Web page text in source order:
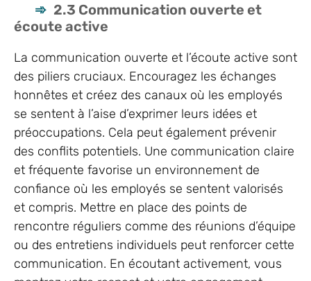
2.3 Communication ouverte et
écoute active
La communication ouverte et l’écoute active sont
des piliers cruciaux. Encouragez les échanges
honnêtes et créez des canaux où les employés
se sentent à l’aise d’exprimer leurs idées et
préoccupations. Cela peut également prévenir
des conflits potentiels. Une communication claire
et fréquente favorise un environnement de
confiance où les employés se sentent valorisés
et compris. Mettre en place des points de
rencontre réguliers comme des réunions d’équipe
ou des entretiens individuels peut renforcer cette
communication. En écoutant activement, vous